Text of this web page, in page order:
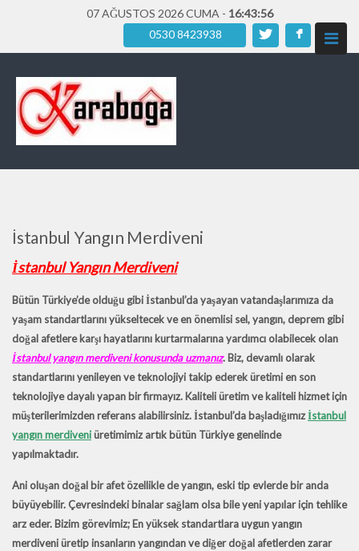
07 AĞUSTOS 2026 CUMA - 16:43:58
0530 8423938
İstanbul Yangın Merdiveni
İstanbul Yangın Merdiveni
Bütün Türkiye’de olduğu gibi İstanbul’da yaşayan vatandaşlarımıza da
yaşam standartlarını yükseltecek ve en önemlisi sel, yangın, deprem gibi
doğal afetlere karşı hayatlarını kurtarmalarına yardımcı olabilecek olan
İstanbul yangın merdiveni konusunda uzmanız. Biz, devamlı olarak
standartlarını yenileyen ve teknolojiyi takip ederek üretimi en son
teknolojiye dayalı yapan bir firmayız. Kaliteli üretim ve kaliteli hizmet için
müşterilerimizden referans alabilirsiniz. İstanbul’da başladığımızİstanbul
yangın merdiveniüretimimiz artık bütün Türkiye genelinde
yapılmaktadır.
Ani oluşan doğal bir afet özellikle de yangın, eski tip evlerde bir anda
büyüyebilir. Çevresindeki binalar sağlam olsa bile yeni yapılar için tehlike
arz eder. Bizim görevimiz; En yüksek standartlara uygun yangın
merdiveni üretip insanların yangından ve diğer doğal afetlerden zarar